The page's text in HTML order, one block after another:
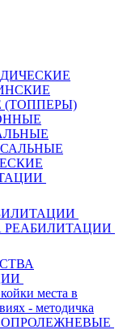
(ТОППЕРЫ)
РЕАБИЛИТАЦИИ
места в
- методичка